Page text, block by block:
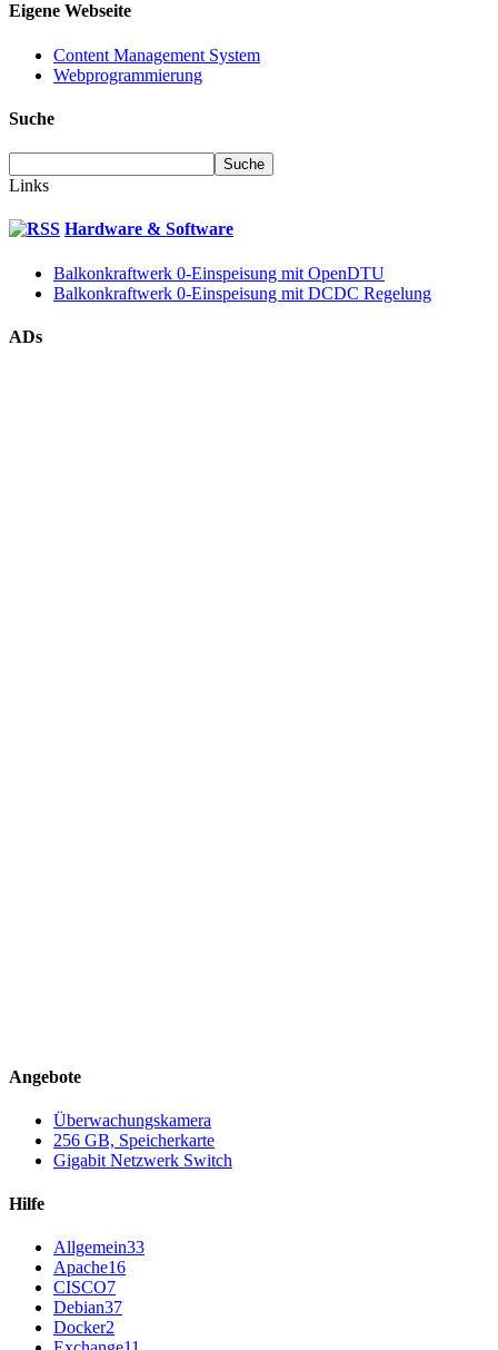
Eigene Webseite
Content Management System
Webprogrammierung
Suche
Links
Hardware & Software
Balkonkraftwerk 0-Einspeisung mit OpenDTU
Balkonkraftwerk 0-Einspeisung mit DCDC Regelung
ADs
Angebote
Überwachungskamera
256 GB, Speicherkarte
Gigabit Netzwerk Switch
Hilfe
Allgemein33
Apache16
CISCO7
Debian37
Docker2